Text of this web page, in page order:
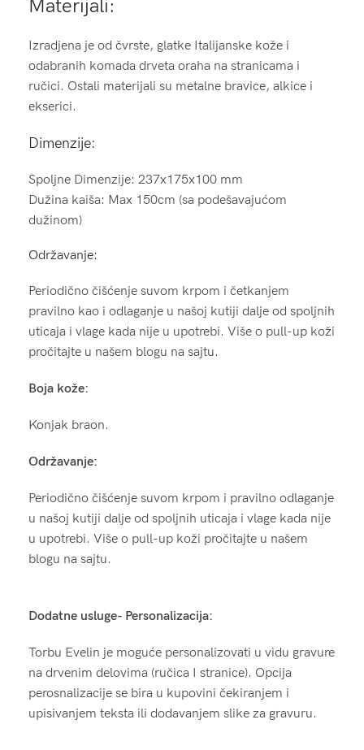
Materijali:
Izradjena je od čvrste, glatke Italijanske kože i
odabranih komada drveta oraha na stranicama i
ručici. Ostali materijali su metalne bravice, alkice i
ekserici.
Dimenzije:
Spoljne Dimenzije: 237x175x100 mm
Dužina kaiša: Max 150cm (sa podešavajućom
dužinom)
Održavanje:
Periodično čišćenje suvom krpom i četkanjem
pravilno kao i odlaganje u našoj kutiji dalje od spoljnih
uticaja i vlage kada nije u upotrebi. Više o pull-up koži
pročitajte u našem blogu na sajtu.
Boja kože:
Konjak braon.
Održavanje:
Periodično čišćenje suvom krpom i pravilno odlaganje
u našoj kutiji dalje od spoljnih uticaja i vlage kada nije
u upotrebi. Više o pull-up koži pročitajte u našem
blogu na sajtu.
Dodatne usluge- Personalizacija:
Torbu Evelin je moguće personalizovati u vidu gravure
na drvenim delovima (ručica I stranice). Opcija
perosnalizacije se bira u kupovini čekiranjem i
upisivanjem teksta ili dodavanjem slike za gravuru.